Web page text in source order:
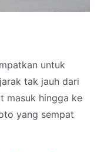
untuk
tak jauh dari
masuk hingga ke
yang sempat